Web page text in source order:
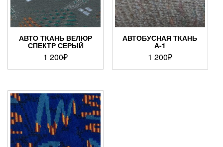
АВТО ТКАНЬ ВЕЛЮР
СПЕКТР СЕРЫЙ
1 200₽
АВТОБУСНАЯ ТКАНЬ
А-1
1 200₽